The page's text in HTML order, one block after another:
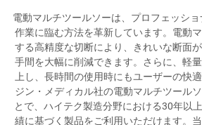
電動マルチツールソーは、プロフェッシ
作業に臨む方法を革新しています。電動
する高精度な切断により、きれいな断面
手間を大幅に削減できます。さらに、軽
上し、長時間の使用時にもユーザーの快
ジン・メディカル社の電動マルチツール
とで、ハイテク製造分野における30年以
績に基づく製品をご利用いただけます。